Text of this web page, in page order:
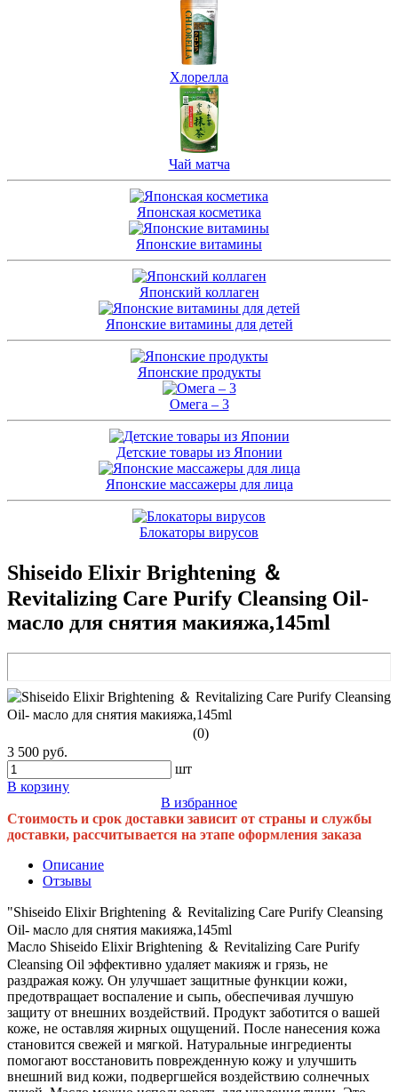
Хлорелла
Чай матча
Японская косметика
Японские витамины
Японский коллаген
Японские витамины для детей
Японские продукты
Омега – 3
Детские товары из Японии
Японские массажеры для лица
Блокаторы вирусов
Shiseido Elixir Brightening ＆
Revitalizing Care Purify Cleansing Oil-
масло для снятия макияжа,145ml
(0)
3 500 руб.
шт
В корзину
В избранное
Стоимость и срок доставки зависит от страны и службы
доставки, рассчитывается на этапе оформления заказа
Описание
Отзывы
"Shiseido Elixir Brightening ＆ Revitalizing Care Purify Cleansing
Oil- масло для снятия макияжа,145ml
Масло Shiseido Elixir Brightening ＆ Revitalizing Care Purify
Cleansing Oil эффективно удаляет макияж и грязь, не
раздражая кожу. Он улучшает защитные функции кожи,
предотвращает воспаление и сыпь, обеспечивая лучшую
защиту от внешних воздействий. Продукт заботится о вашей
коже, не оставляя жирных ощущений. После нанесения кожа
становится свежей и мягкой. Натуральные ингредиенты
помогают восстановить поврежденную кожу и улучшить
внешний вид кожи, подвергшейся воздействию солнечных